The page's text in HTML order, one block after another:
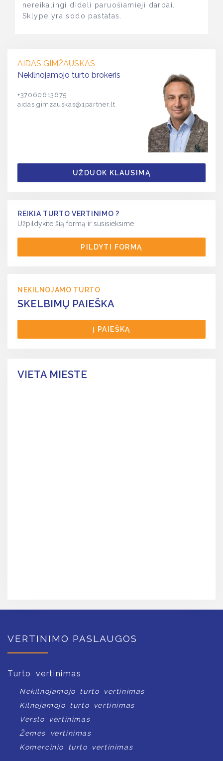
nereikalingi dideli paruošiamieji darbai.
Sklype yra sodo pastatas.
AIDAS GIMŽAUSKAS
Nekilnojamojo turto brokeris
+37060613675
aidas.gimzauskas@1partner.lt
UŽDUOK KLAUSIMĄ
REIKIA TURTO VERTINIMO ?
Užpildykite šią formą ir susisieksime
PILDYTI FORMĄ
NEKILNOJAMO TURTO
SKELBIMŲ PAIEŠKA
Į PAIEŠKĄ
VIETA MIESTE
VERTINIMO PASLAUGOS
Turto vertinimas
Nekilnojamojo turto vertinimas
Kilnojamojo turto vertinimas
Verslo vertinimas
Žemės vertinimas
Komercinio turto vertinimas